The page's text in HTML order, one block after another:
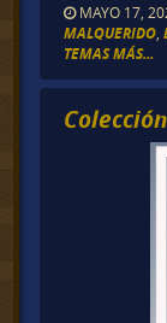
MAYO 17,
MALQUERIDO ,
TEMAS MÁS...